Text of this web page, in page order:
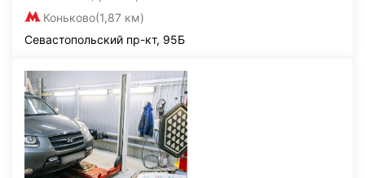
Коньково(1,87 км)
Севастопольский пр-кт, 95Б